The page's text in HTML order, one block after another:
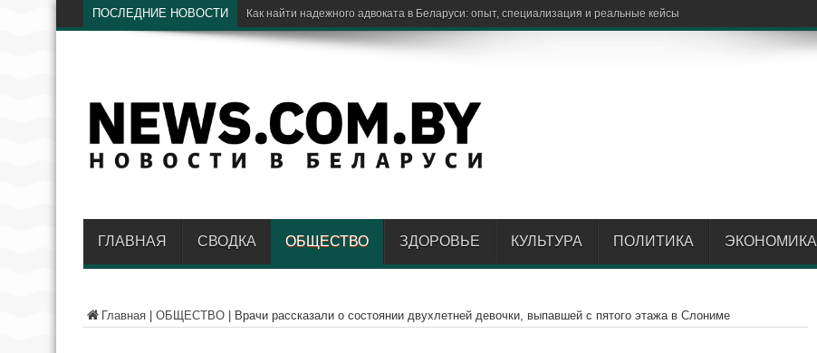
ПОСЛЕДНИЕ НОВОСТИ Эл
ГЛАВНАЯ СВОДКА ОБЩЕСТВО ЗДОРОВЬЕ КУЛЬТУРА ПОЛИТИКА ЭКОНОМИКА
Главная ОБЩЕСТВО Врачи рассказали о состоянии двухлетней девочки, выпавшей с пятого этажа в Слониме